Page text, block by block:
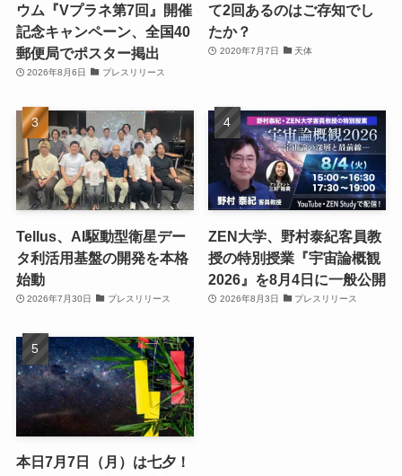
ウム『Vプラネ第7回』開催
記念キャンペーン、全国40
郵便局でポスター掲出
2026年8月6日 プレスリリース
て2回あるのはご存知でし
たか？
2020年7月7日 天体
Tellus、AI駆動型衛星デー
タ利活用基盤の開発を本格
始動
2026年7月30日 プレスリリース
ZEN大学、野村泰紀客員教
授の特別授業『宇宙論概観
2026』を8月4日に一般公開
2026年8月3日 プレスリリース
本日7月7日（月）は七夕！